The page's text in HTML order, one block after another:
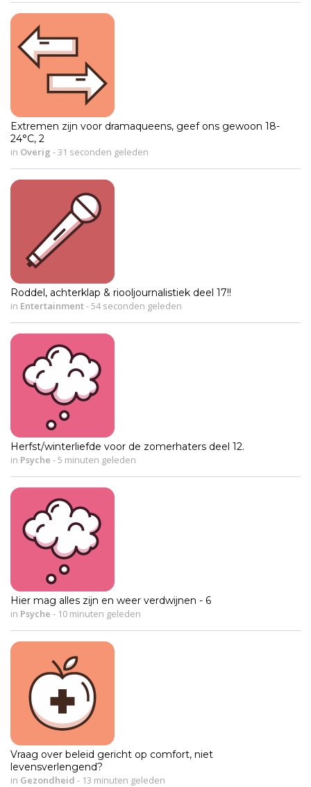
Extremen zijn voor dramaqueens, geef ons gewoon 18-
24°C, 2
in Overig -31 seconden geleden
Roddel, achterklap & riooljournalistiek deel 17!!
in Entertainment-54 seconden geleden
Herfst/winterliefde voor de zomerhaters deel 12.
in Psyche -5 minuten geleden
Hier mag alles zijn en weer verdwijnen - 6
in Psyche - 10 minuten geleden
Vraag over beleid gericht op comfort, niet
levensverlengend?
in Gezondheid - 13 minuten geleden